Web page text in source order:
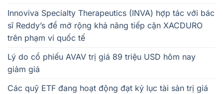
Innoviva Specialty Therapeutics (INVA) hợp tác với bác
sĩ Reddy’s để mở rộng khả năng tiếp cận XACDURO
trên phạm vi quốc tế
Lý do cổ phiếu AVAV trị giá 89 triệu USD hôm nay
giảm giá
Các quỹ ETF đang hoạt động đạt kỷ lục tài sản trị giá